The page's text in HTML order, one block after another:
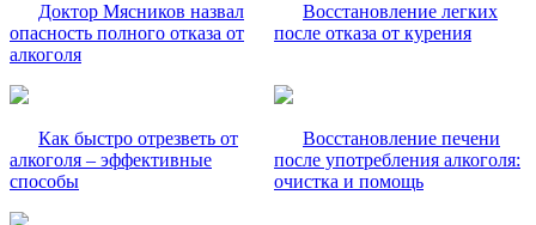
Доктор Мясников назвал
опасность полного отказа от
алкоголя
Восстановление легких
после отказа от курения
Как быстро отрезветь от
алкоголя – эффективные
способы
Восстановление печени
после употребления алкоголя:
очистка и помощь